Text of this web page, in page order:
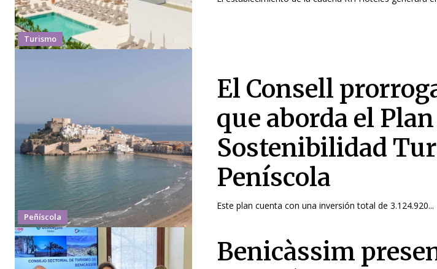
Turismo
Peñíscola
El Consell
que aborda el
Sostenibilidad
Peníscola
Este plan cuenta con una inversión total de 3.124.920...
Benicàssim